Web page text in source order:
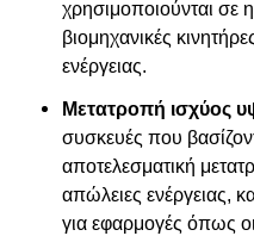
χρησιμοποιούνται σε
βιομηχανικές
ενέργειας.
Μετατροπή ισχύος
συσκευές που
αποτελεσματική
απώλειες ενέργειας,
για εφαρμογές όπως